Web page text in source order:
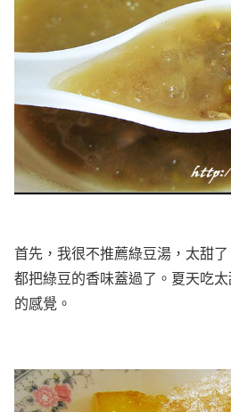
首先，我很不推薦綠豆湯，太甜
都把綠豆的香味蓋過了。夏天吃
的感覺。